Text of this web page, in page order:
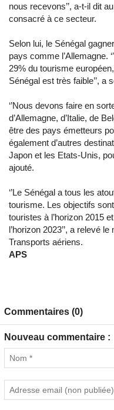
nous recevons’’, a-t-il dit
consacré à ce secteur.
Selon lui, le Sénégal
pays comme l’Allemagne.
29% du tourisme
Sénégal est très faible’’, a
‘’Nous devons faire en
d’Allemagne, d’Italie, de
être des pays émetteurs
également d’autres
Japon et les Etats-Unis,
ajouté.
‘’Le Sénégal a tous les
tourisme. Les objectifs
touristes à l’horizon 2015
l’horizon 2023’’, a relevé
Transports aériens.
APS
Commentaires (0)
Nouveau commentaire :